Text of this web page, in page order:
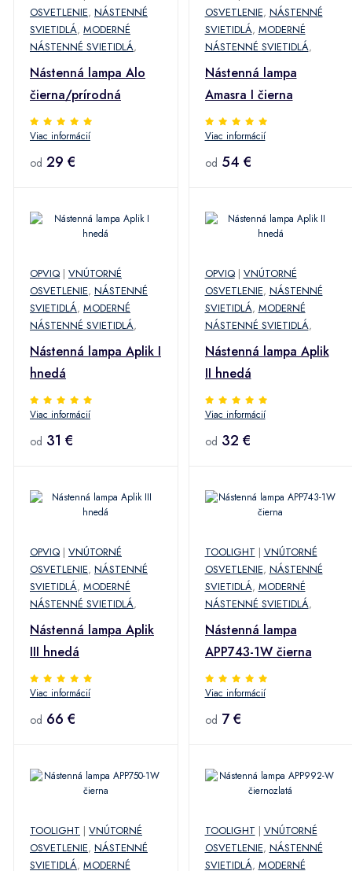
OSVETLENIE, NÁSTENNÉ
SVIETIDLÁ, MODERNÉ
NÁSTENNÉ SVIETIDLÁ,
Nástenná lampa Alo
čierna/prírodná
Viac informácií
od 29 €
OSVETLENIE, NÁSTENNÉ
SVIETIDLÁ, MODERNÉ
NÁSTENNÉ SVIETIDLÁ,
Nástenná lampa
Amasra I čierna
Viac informácií
od 54 €
OPVIQ | VNÚTORNÉ
OSVETLENIE, NÁSTENNÉ
SVIETIDLÁ, MODERNÉ
NÁSTENNÉ SVIETIDLÁ,
Nástenná lampa Aplik I
hnedá
Viac informácií
od 31 €
OPVIQ| VNÚTORNÉ
OSVETLENIE, NÁSTENNÉ
SVIETIDLÁ, MODERNÉ
NÁSTENNÉ SVIETIDLÁ,
Nástenná lampa Aplik
II hnedá
Viac informácií
od 32 €
OPVIQ | VNÚTORNÉ
OSVETLENIE, NÁSTENNÉ
SVIETIDLÁ, MODERNÉ
NÁSTENNÉ SVIETIDLÁ,
Nástenná lampa Aplik
III hnedá
Viac informácií
od 66 €
TOOLIGHT | VNÚTORNÉ
OSVETLENIE, NÁSTENNÉ
SVIETIDLÁ, MODERNÉ
NÁSTENNÉ SVIETIDLÁ,
Nástenná lampa
APP743-1W čierna
Viac informácií
od 7 €
TOOLIGHT | VNÚTORNÉ
OSVETLENIE, NÁSTENNÉ
SVIETIDLÁ, MODERNÉ
TOOLIGHT | VNÚTORNÉ
OSVETLENIE, NÁSTENNÉ
SVIETIDLÁ, MODERNÉ